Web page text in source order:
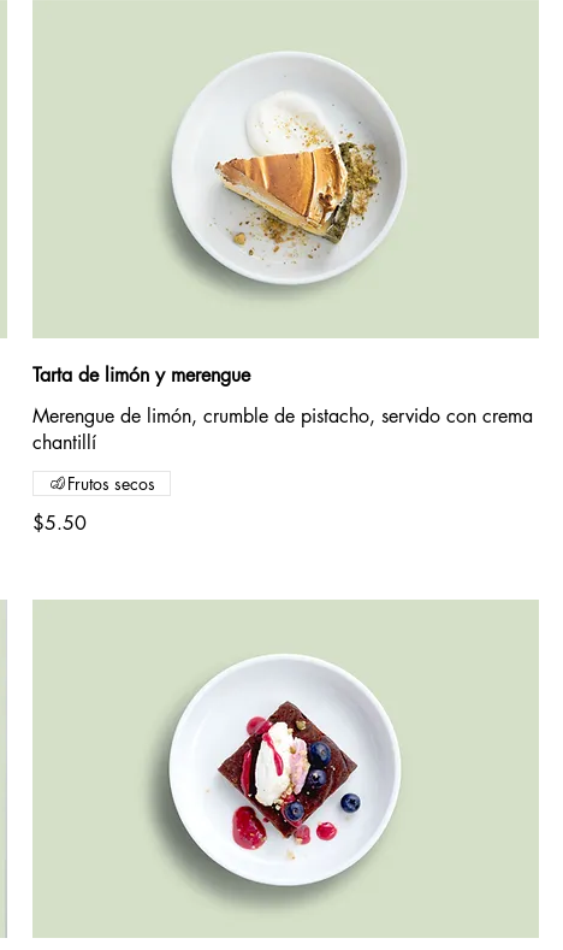
Tarta de limón y merengue
Merengue de limón, crumble de pistacho, servido con crema
chantillí
$5.50
Frutos secos